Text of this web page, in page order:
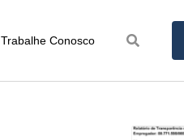
Trabalhe Conosco